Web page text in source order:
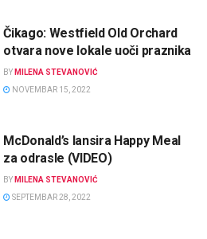
Čikago: Westfield Old Orchard
otvara nove lokale uoči praznika
BY MILENA STEVANOVIĆ
NOVEMBAR 15, 2022
McDonald’s lansira Happy Meal
za odrasle (VIDEO)
BY MILENA STEVANOVIĆ
SEPTEMBAR 28, 2022